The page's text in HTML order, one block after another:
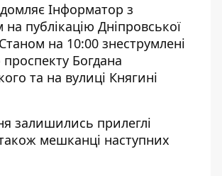
Інформатор з
публікацію Дніпровської
на 10:00 знеструмлені
проспекту Богдана
та на вулиці Княгині
залишились прилеглі
мешканці наступних